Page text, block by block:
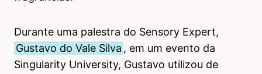
Durante uma palestra do Sensory Expert,
Gustavo do Vale Silva , em um evento da
Singularity University, Gustavo utilizou de